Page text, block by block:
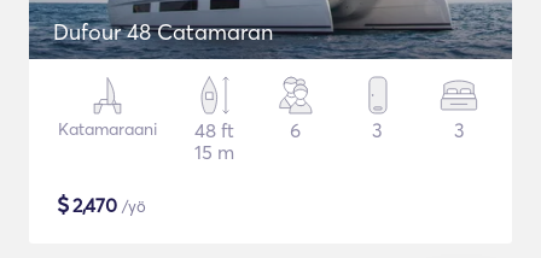
Dufour 48 Catamaran
Katamaraani
48 ft
15 m
6 3 3
$2,470 /yö